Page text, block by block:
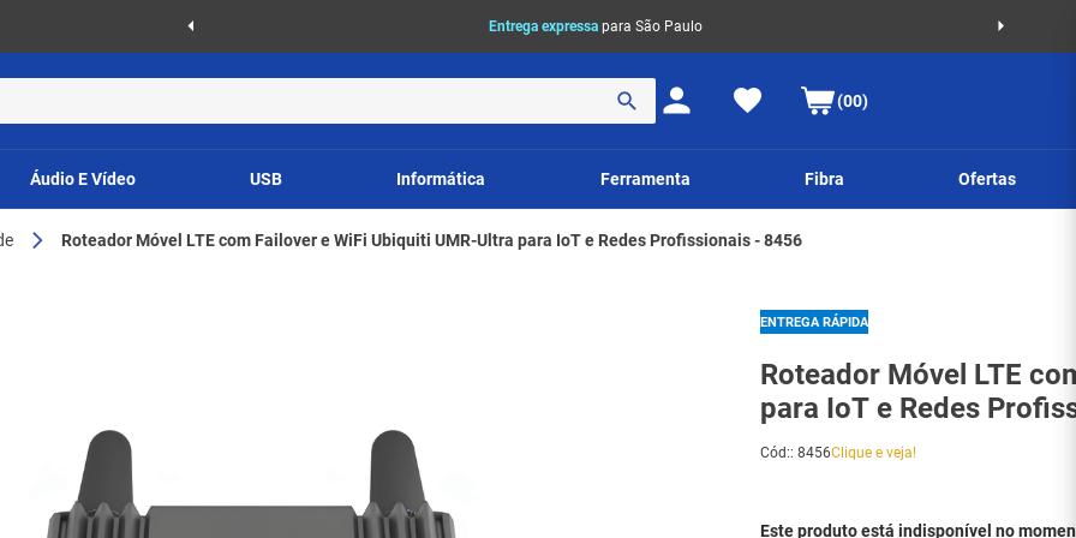
Entrega expressa para São Paulo
(00)
Áudio E Vídeo USB Informática Ferramenta Fibra Ofertas
Roteador Móvel LTE com Failover e WiFi Ubiquiti UMR-Ultra para IoT e Redes Profissionais - 8456
ENTREGA RÁPIDA
Roteador Móvel LTE
para IoT e Redes
Cód::8456Clique e veja!
Este produto está indisponível no